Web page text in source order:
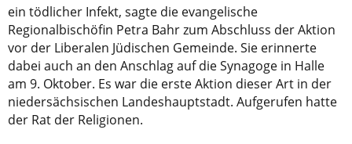
ein tödlicher Infekt, sagte die evangelische
Regionalbischöfin Petra Bahr zum Abschluss der Aktion
vor der Liberalen Jüdischen Gemeinde. Sie erinnerte
dabei auch an den Anschlag auf die Synagoge in Halle
am 9. Oktober. Es war die erste Aktion dieser Art in der
niedersächsischen Landeshauptstadt. Aufgerufen hatte
der Rat der Religionen.